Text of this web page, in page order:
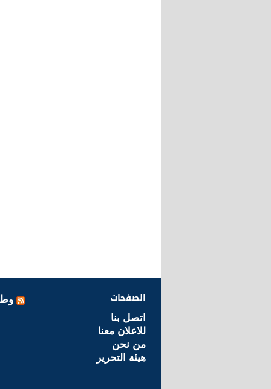
الصفحات
اتصل بنا
للاعلان معنا
من نحن
هيئة التحرير